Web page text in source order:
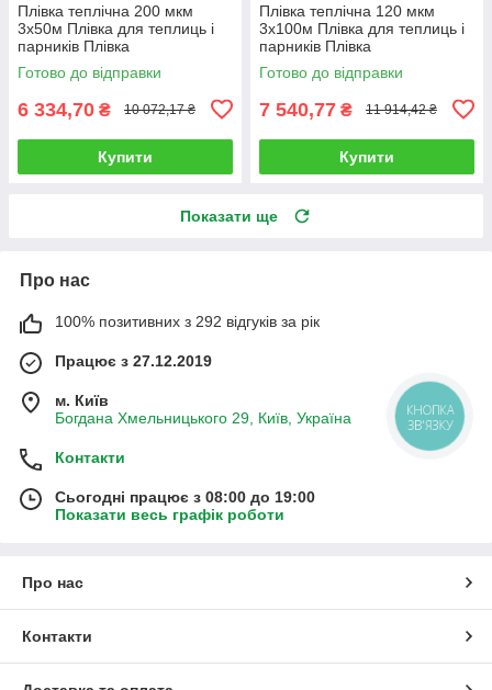
Плівка теплічна 200 мкм
3х50м Плівка для теплиць і
парників Плівка
поліетиленова, прозора
Готово до відправки
6 334,70 ₴ 10 072,17 ₴
Купити
Плівка теплічна 120 мкм
3х100м Плівка для теплиць і
парників Плівка
поліетиленова, прозора
Готово до відправки
7 540,77 ₴ 11 914,42 ₴
Купити
Показати ще
Про нас
100% позитивних з 292 відгуків за рік
Працює з 27.12.2019
м. Київ
Богдана Хмельницького 29, Київ, Україна
Контакти
Сьогодні працює з 08:00 до 19:00
Показати весь графік роботи
Про нас
Контакти
КНОПКА
ЗВ'ЯЗКУ